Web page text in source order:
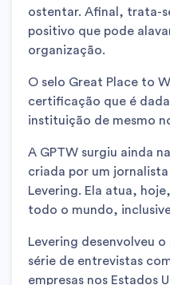
ostentar. Afinal, trata-
positivo que pode
organização.
O selo Great Place to
certificação que é
instituição de mesmo
A GPTW surgiu ainda
criada por um
Levering. Ela atua,
todo o mundo,
Levering desenvolveu
série de entrevistas
empresas nos Estados